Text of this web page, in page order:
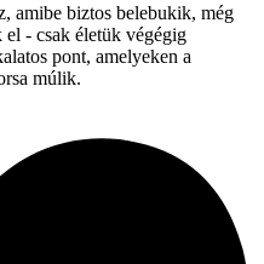
amibe biztos belebukik, még
el - csak életük végégig
pont, amelyeken a
múlik.